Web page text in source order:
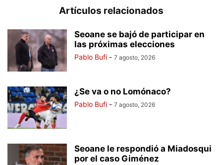
Artículos relacionados
Seoane se bajó de participar en
las próximas elecciones
Pablo Bufi - 7 agosto, 2026
¿Se va o no Lomónaco?
Pablo Bufi - 7 agosto, 2026
Seoane le respondió a Miadosqui
por el caso Giménez